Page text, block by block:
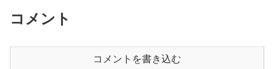
コメント
コメントを書き込む